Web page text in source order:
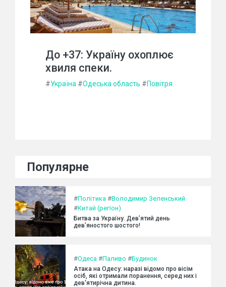
До +37: Україну охоплює
хвиля спеки.
#Україна #Одеська область #Повітря
Популярне
#Політика #Володимир Зеленський
#Китай (регіон)
Битва за Україну. Дев’ятий день
дев’яностого шостого!
#Одеса #Паливо #Будинок
Атака на Одесу: наразі відомо про вісім
осіб, які отримали поранення, серед них і
дев'ятирічна дитина.